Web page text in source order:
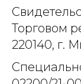
Торговом
220140, г.